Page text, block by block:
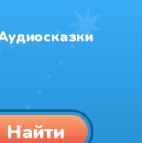
Найти